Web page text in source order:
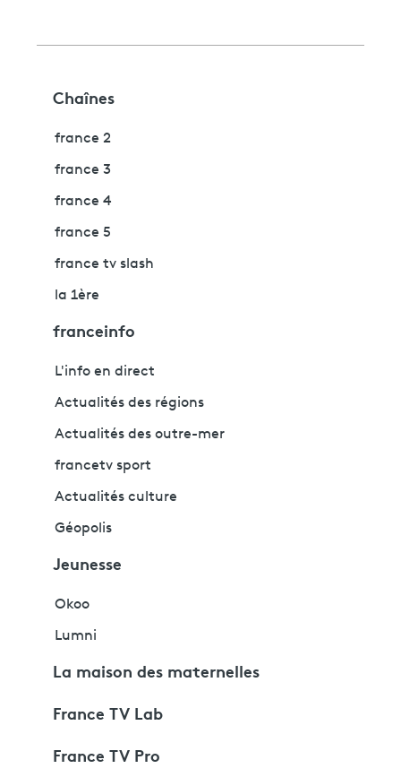
Chaînes
france 2
france 3
france 4
france 5
france tv slash
la 1ère
franceinfo
L'info en direct
Actualités des régions
Actualités des outre-mer
francetv sport
Actualités culture
Géopolis
Jeunesse
Okoo
Lumni
La maison des maternelles
France TV Lab
France TV Pro